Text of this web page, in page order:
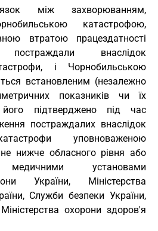
між захворюванням,
катастрофою,
втратою працездатності
внаслідок
і Чорнобильською
встановленим (незалежно
показників чи їх
його підтверджено під час
постраждалих внаслідок
уповноваженою
нижче обласного рівня або
медичними установами
України, Міністерства
Служби безпеки України,
охорони здоров'я